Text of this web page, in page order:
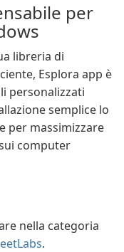
per
libreria di
Esplora app è
personalizzati
semplice lo
per massimizzare
computer
nella categoria
.